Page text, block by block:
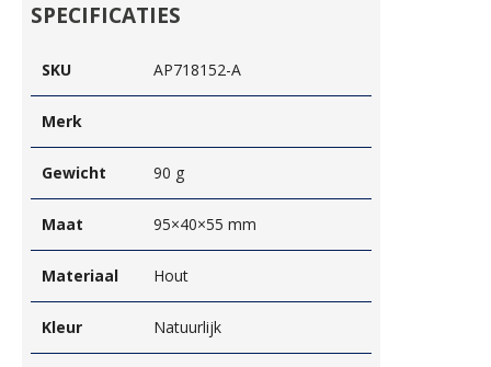
SPECIFICATIES
SKU AP718152-A
Merk
Gewicht 90 g
Maat 95×40×55 mm
Materiaal Hout
Kleur Natuurlijk